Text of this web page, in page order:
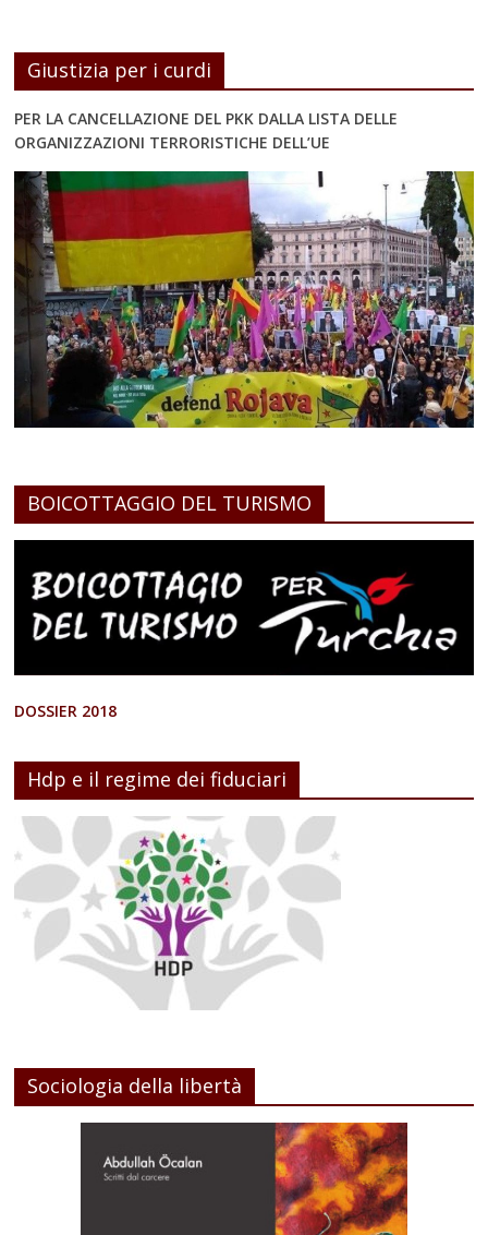
Giustizia per i curdi
PER LA CANCELLAZIONE DEL PKK DALLA LISTA DELLE
ORGANIZZAZIONI TERRORISTICHE DELL’UE
BOICOTTAGGIO DEL TURISMO
DOSSIER 2018
Hdp e il regime dei fiduciari
Sociologia della libertà